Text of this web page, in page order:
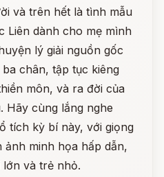
và trên hết là tình mẫu
Liên dành cho mẹ mình
lý giải nguồn gốc
chân, tập tục kiêng
môn, và ra đời của
Hãy cùng lắng nghe
tích kỳ bí này, với giọng
minh họa hấp dẫn,
và trẻ nhỏ.